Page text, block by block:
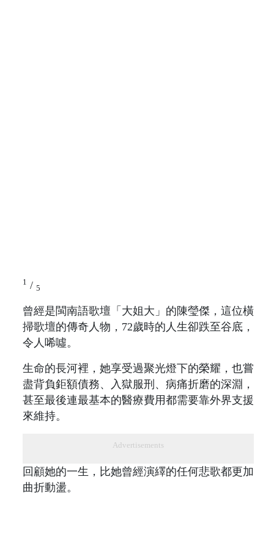
1 / 5
曾經是閩南語歌壇「大姐大」的陳瑩傑，這位橫
掃歌壇的傳奇人物，72歲時的人生卻跌至谷底，
令人唏噓。
生命的長河裡，她享受過聚光燈下的榮耀，也嘗
盡背負鉅額債務、入獄服刑、病痛折磨的深淵，
甚至最後連最基本的醫療費用都需要靠外界支援
來維持。
Advertisements
回顧她的一生，比她曾經演繹的任何悲歌都更加
曲折動盪。